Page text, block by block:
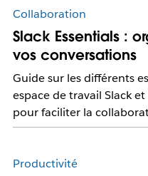
Collaboration
Slack Essentials :
vos conversations
Guide sur les différents
espace de travail Slack
pour faciliter la
Productivité